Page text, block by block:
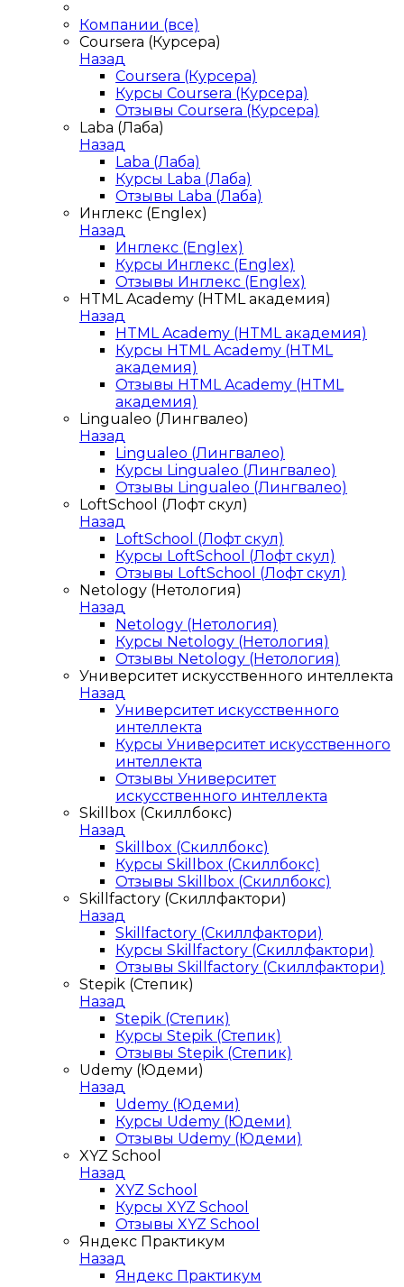
Компании (все)
Coursera (Курсера)
Назад
Coursera (Курсера)
Курсы Coursera (Курсера)
Отзывы Coursera (Курсера)
Laba (Лаба)
Назад
Laba (Лаба)
Курсы Laba (Лаба)
Отзывы Laba (Лаба)
Инглекс (Englex)
Назад
Инглекс (Englex)
Курсы Инглекс (Englex)
Отзывы Инглекс (Englex)
HTML Academy (HTML академия)
Назад
HTML Academy (HTML академия)
Курсы HTML Academy (HTML
академия)
Отзывы HTML Academy (HTML
академия)
Lingualeo (Лингвалео)
Назад
Lingualeo (Лингвалео)
Курсы Lingualeo (Лингвалео)
Отзывы Lingualeo (Лингвалео)
LoftSchool (Лофт скул)
Назад
LoftSchool (Лофт скул)
Курсы LoftSchool (Лофт скул)
Отзывы LoftSchool (Лофт скул)
Netology (Нетология)
Назад
Netology (Нетология)
Курсы Netology (Нетология)
Отзывы Netology (Нетология)
Университет искусственного интеллекта
Назад
Университет искусственного
интеллекта
Курсы Университет искусственного
интеллекта
Отзывы Университет
искусственного интеллекта
Skillbox (Скиллбокс)
Назад
Skillbox (Скиллбокс)
Курсы Skillbox (Скиллбокс)
Отзывы Skillbox (Скиллбокс)
Skillfactory (Скиллфактори)
Назад
Skillfactory (Скиллфактори)
Курсы Skillfactory (Скиллфактори)
Отзывы Skillfactory (Скиллфактори)
Stepik (Степик)
Назад
Stepik (Степик)
Курсы Stepik (Степик)
Отзывы Stepik (Степик)
Udemy (Юдеми)
Назад
Udemy (Юдеми)
Курсы Udemy (Юдеми)
Отзывы Udemy (Юдеми)
XYZ School
Назад
XYZ School
Курсы XYZ School
Отзывы XYZ School
Яндекс Практикум
Назад
Яндекс Практикум